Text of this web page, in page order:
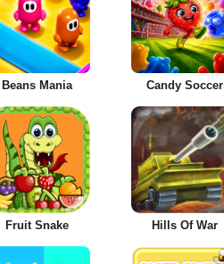
Beans Mania Candy Soccer
Fruit Snake Hills Of War